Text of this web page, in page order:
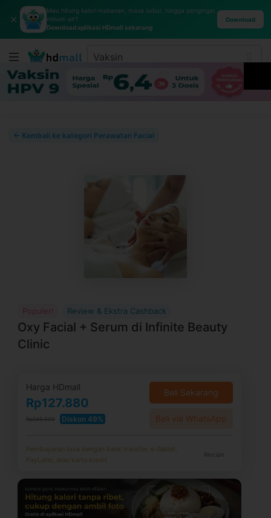
✕
Mau hitung kalori makanan, masa subur, hingga pengingat
minum air?
Download aplikasi HDmall sekarang
Download
← Kembali ke kategori Perawatan Facial
Populer! Review & Ekstra Cashback
Oxy Facial + Serum di Infinite Beauty
Clinic
Harga HDmall
Rp127.880
Rp249.000 Diskon 49%
Beli Sekarang
Beli via WhatsApp
Pembayaran bisa dengan bank transfer, e-Wallet,
PayLater, atau kartu kredit.
Rincian